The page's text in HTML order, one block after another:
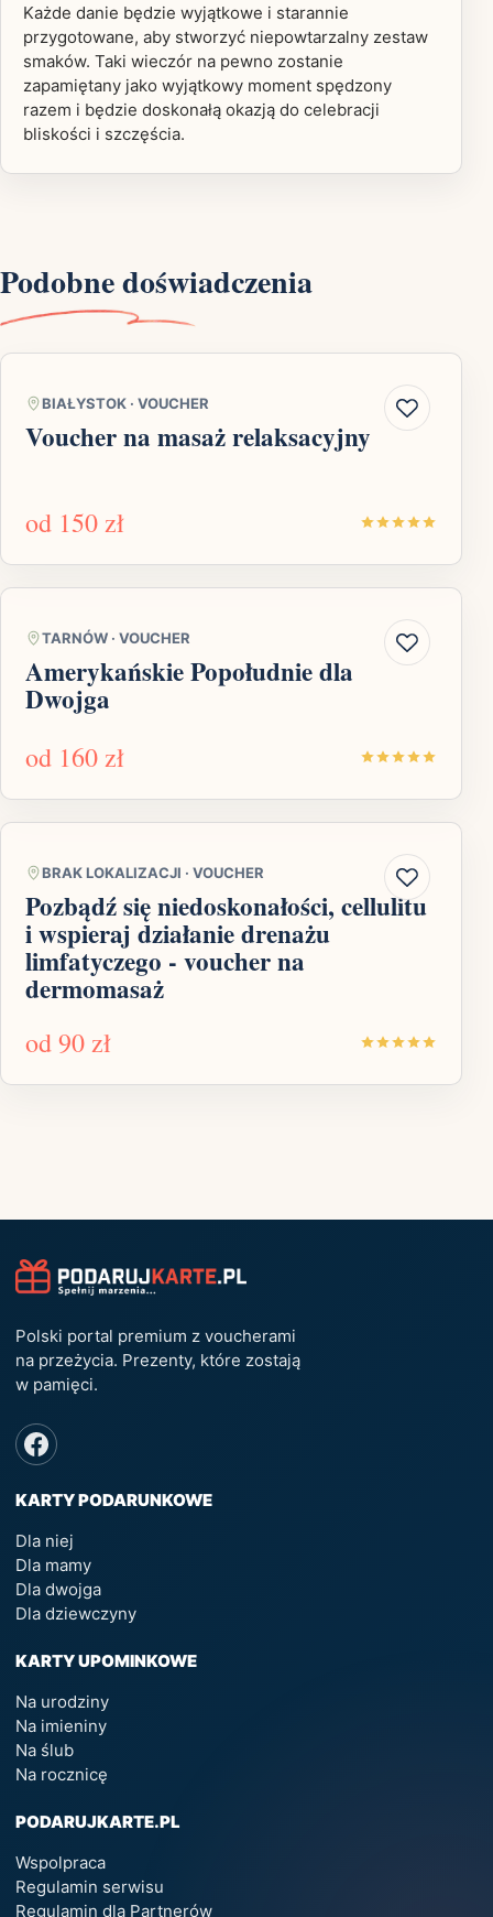
Każde danie będzie wyjątkowe i starannie
przygotowane, aby stworzyć niepowtarzalny zestaw
smaków. Taki wieczór na pewno zostanie
zapamiętany jako wyjątkowy moment spędzony
razem i będzie doskonałą okazją do celebracji
bliskości i szczęścia.
Podobne doświadczenia
BIAŁYSTOK · VOUCHER
Voucher na masaż relaksacyjny
od 150 zł
TARNÓW · VOUCHER
Amerykańskie Popołudnie dla
Dwojga
od 160 zł
BRAK LOKALIZACJI · VOUCHER
Pozbądź się niedoskonałości, cellulitu
i wspieraj działanie drenażu
limfatyczego - voucher na
dermomasaż
od90 zł
Polski portal premium z voucherami
na przeżycia. Prezenty, które zostają
w pamięci.
KARTY PODARUNKOWE
Dla niej
Dla mamy
Dla dwojga
Dla dziewczyny
KARTY UPOMINKOWE
Na urodziny
Na imieniny
Na ślub
Na rocznicę
PODARUJKARTE.PL
Wspolpraca
Regulamin serwisu
Regulamin dla Partnerów